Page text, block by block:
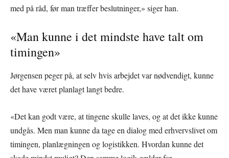
med på råd, før man træffer beslutninger,» siger han.
«Man kunne i det mindste have talt om
timingen»
Jørgensen peger på, at selv hvis arbejdet var nødvendigt, kunne
det have været planlagt langt bedre.
«Det kan godt være, at tingene skulle laves, og at det ikke kunne
undgås. Men man kunne da tage en dialog med erhvervslivet om
timingen, planlægningen og logistikken. Hvordan kunne det